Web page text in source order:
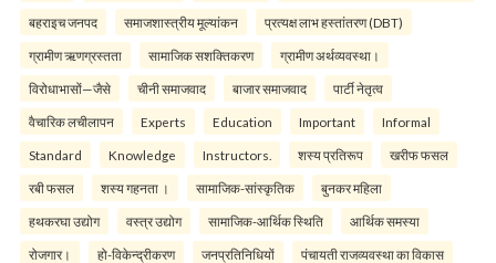
बहराइच जनपद समाजशास्त्रीय मूल्यांकन प्रत्यक्ष लाभ हस्तांतरण (DBT)
ग्रामीण ऋणग्रस्तता सामाजिक सशक्तिकरण ग्रामीण अर्थव्यवस्था।
विरोधाभासों—जैसे चीनी समाजवाद बाजार समाजवाद पार्टी नेतृत्व
वैचारिक लचीलापन Experts Education Important Informal
Standard Knowledge Instructors. शस्य प्रतिरूप खरीफ फसल
रबी फसल शस्य गहनता । सामाजिक-सांस्कृतिक बुनकर महिला
हथकरघा उद्योग वस्त्र उद्योग सामाजिक-आर्थिक स्थिति आर्थिक समस्या
रोजगार। हो-विकेन्द्रीकरण जनप्रतिनिधियों पंचायती राजव्यवस्था का विकास